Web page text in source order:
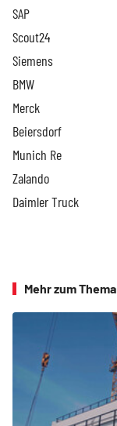
SAP
Scout24
Siemens
BMW
Merck
Beiersdorf
Munich Re
Zalando
Daimler Truck
Mehr zum Thema